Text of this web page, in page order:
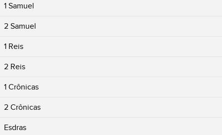
1 Samuel
2 Samuel
1 Reis
2 Reis
1 Crônicas
2 Crônicas
Esdras